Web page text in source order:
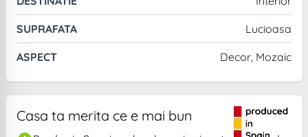
SUPRAFATA Lucioasa
ASPECT Decor, Mozaic
Casa ta merita ce e mai bun